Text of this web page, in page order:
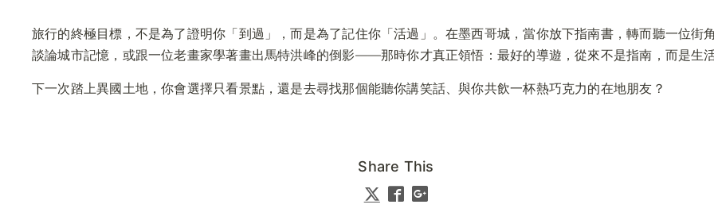
旅行的終極目標，不是為了證明你「到過」，而是為了記住你「活過」。在墨西哥城，當你放下指南書，轉而聽一位街
談論城市記憶，或跟一位老畫家學著畫出馬特洪峰的倒影——那時你才真正領悟：最好的導遊，從來不是指南，而是生
下一次踏上異國土地，你會選擇只看景點，還是去尋找那個能聽你講笑話、與你共飲一杯熱巧克力的在地朋友？
Share This